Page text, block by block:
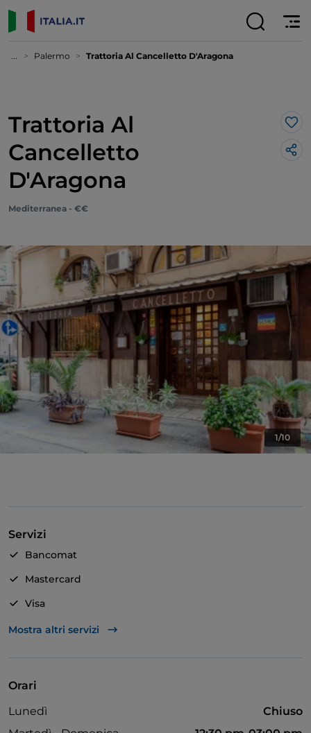
... Palermo Trattoria Al Cancelletto D'Aragona
Trattoria Al
Cancelletto
D'Aragona
Mediterranea - €€
1/10
Servizi
Bancomat
Mastercard
Visa
Accesso disabili
Mostra altri servizi
Orari
Lunedì
Chiuso